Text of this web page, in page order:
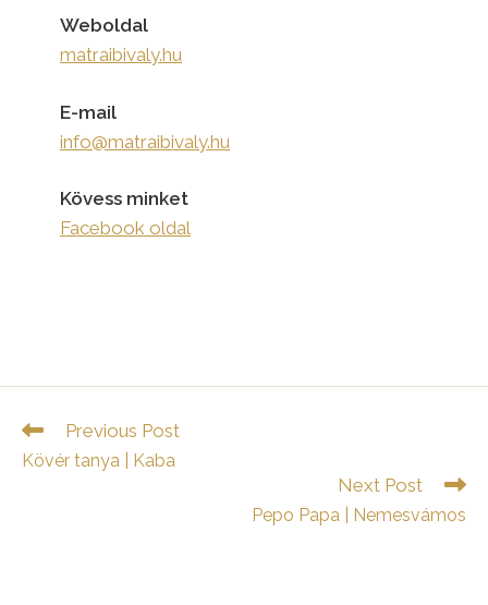
Weboldal
matraibivaly.hu
E-mail
info@matraibivaly.hu
Kövess minket
Facebook oldal
Read
more
articles
Previous Post
Kövér tanya | Kaba
Next Post
Pepo Papa | Nemesvámos